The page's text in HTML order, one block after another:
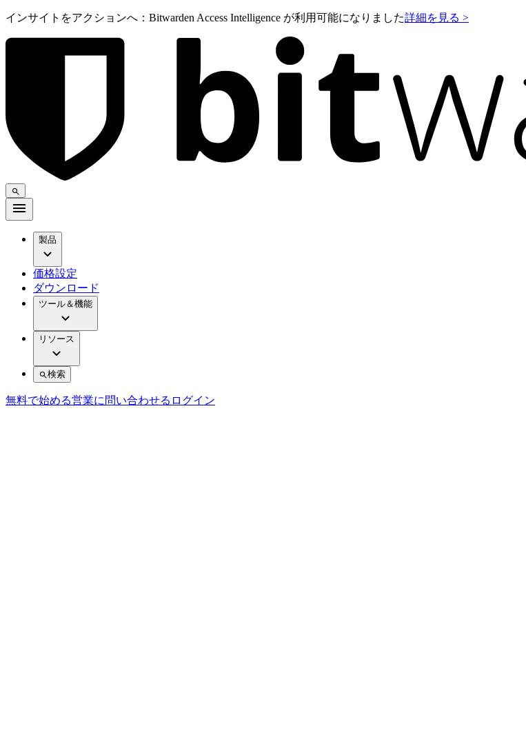
インサイトをアクションへ：Bitwarden Access Intelligence が利用可能になりました詳細を見る >
製品
価格設定
ダウンロード
ツール＆機能
リソース
検索
無料で始める営業に問い合わせる ログイン